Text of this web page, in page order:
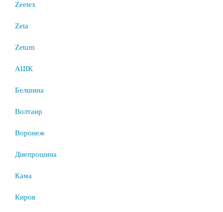
Zeetex
Zeta
Zetum
АШК
Белшина
Волтаир
Воронеж
Днепрошина
Кама
Киров